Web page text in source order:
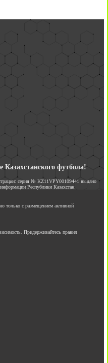
футбола!
серия № KZ11VPY00109441 выдано
Республики Казахстан.
только с размещением активной
Придерживайтесь правил